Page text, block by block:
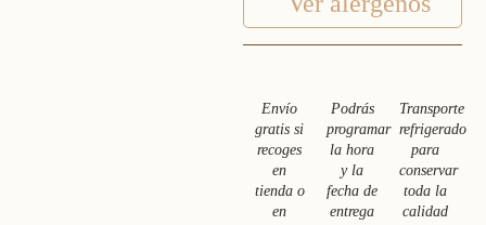
Envío
gratis si
recoges
en
tienda o
en
Podrás
programar
la hora
y la
fecha de
entrega
Transporte
refrigerado
para
conservar
toda la
calidad